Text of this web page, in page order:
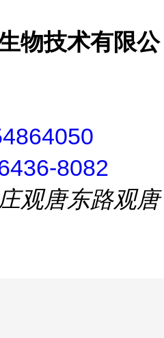
物技术有限公
8082
观唐东路观唐